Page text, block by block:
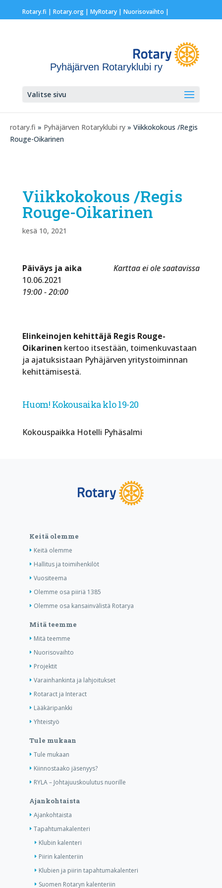
Rotary.fi | Rotary.org| MyRotary | Nuorisovaihto |
Pyhäjärven Rotaryklubi ry
Valitse sivu
rotary.fi » Pyhäjärven Rotaryklubi ry » Viikkokokous /Regis
Rouge-Oikarinen
Viikkokokous /Regis
Rouge-Oikarinen
kesä 10, 2021
Karttaa ei ole saatavissa
Päiväys ja aika
10.06.2021
19:00 - 20:00
Elinkeinojen kehittäjä Regis Rouge-
Oikarinen kertoo itsestään, toimenkuvastaan
ja ajatuksistaan Pyhäjärven yritystoiminnan
kehittämisestä.
Huom! Kokousaika klo 19-20
Kokouspaikka Hotelli Pyhäsalmi
Keitä olemme
Keitä olemme
Hallitus ja toimihenkilöt
Vuositeema
Olemme osa piiriä 1385
Olemme osa kansainvälistä Rotarya
Mitä teemme
Mitä teemme
Nuorisovaihto
Projektit
Varainhankinta ja lahjoitukset
Rotaract ja Interact
Lääkäripankki
Yhteistyö
Tule mukaan
Tule mukaan
Kiinnostaako jäsenyys?
RYLA – Johtajuuskoulutus nuorille
Ajankohtaista
Ajankohtaista
Tapahtumakalenteri
Klubin kalenteri
Piirin kalenteriin
Klubien ja piirin tapahtumakalenteri
Suomen Rotaryn kalenteriin